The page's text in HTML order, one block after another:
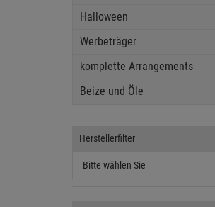
Halloween
Werbeträger
komplette Arrangements
Beize und Öle
Herstellerfilter